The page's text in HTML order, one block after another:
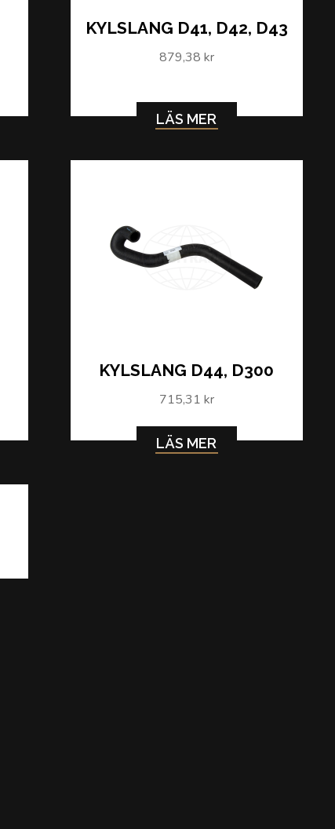
KYLSLANG D41, D42, D43
879,38 kr
LÄS MER
KYLSLANG D44, D300
715,31 kr
LÄS MER